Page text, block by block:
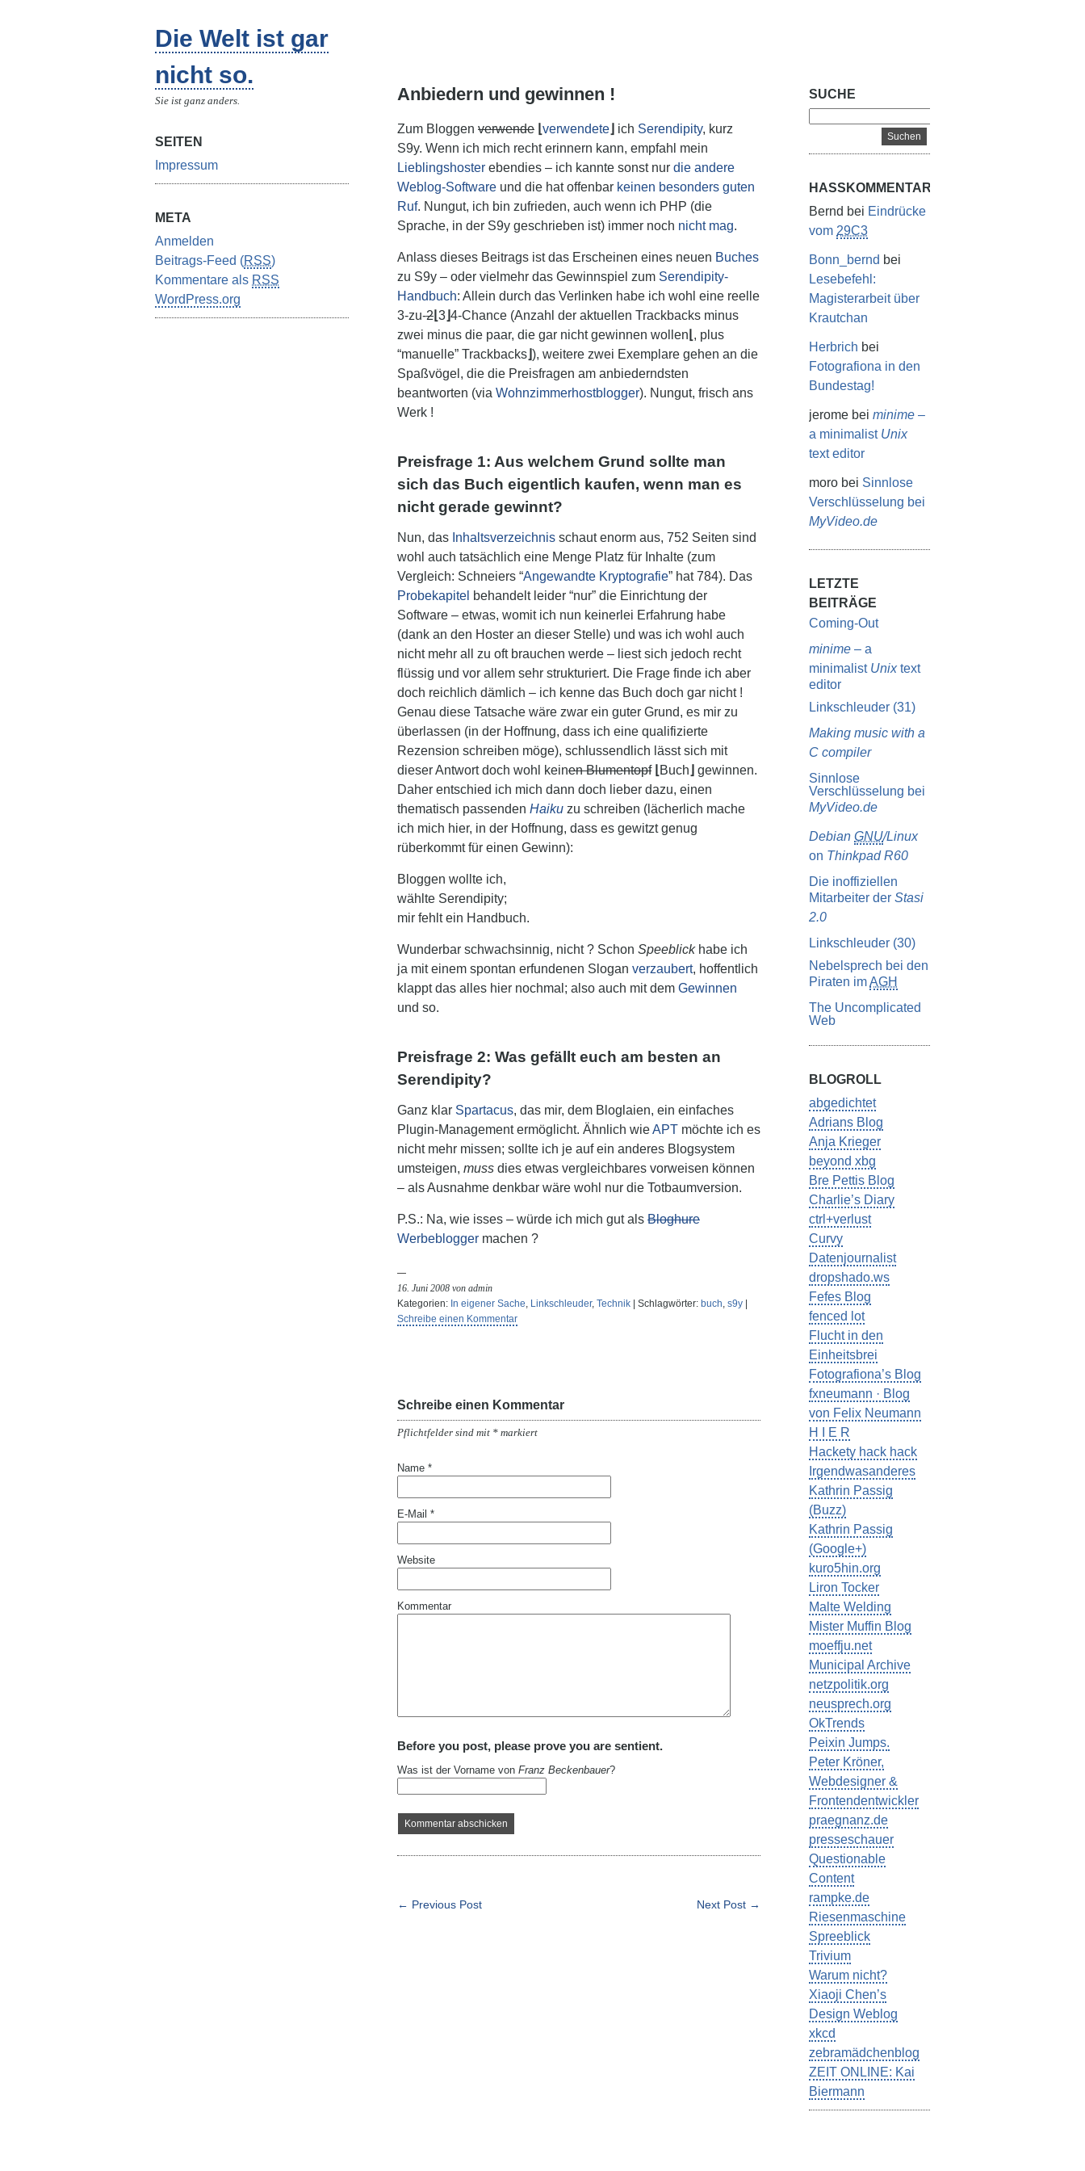
Die Welt ist gar
nicht so.
Sie ist ganz anders.
SEITEN
Impressum
META
Anmelden
Beitrags-Feed (RSS)
Kommentare als RSS
WordPress.org
Anbiedern und gewinnen !
Zum Bloggen verwende verwendete ich Serendipity, kurz
S9y. Wenn ich mich recht erinnern kann, empfahl mein
Lieblingshoster ebendies – ich kannte sonst nur die andere
Weblog-Software und die hat offenbar keinen besonders guten
Ruf. Nungut, ich bin zufrieden, auch wenn ich PHP (die
Sprache, in der S9y geschrieben ist) immer noch nicht mag.
Anlass dieses Beitrags ist das Erscheinen eines neuen Buches
zu S9y – oder vielmehr das Gewinnspiel zum Serendipity-
Handbuch: Allein durch das Verlinken habe ich wohl eine reelle
3-zu-2 3 4-Chance (Anzahl der aktuellen Trackbacks minus
zwei minus die paar, die gar nicht gewinnen wollen , plus
“manuelle” Trackbacks ), weitere zwei Exemplare gehen an die
Spaßvögel, die die Preisfragen am anbiederndsten
beantworten (via Wohnzimmerhostblogger). Nungut, frisch ans
Werk !
Preisfrage 1: Aus welchem Grund sollte man
sich das Buch eigentlich kaufen, wenn man es
nicht gerade gewinnt?
Nun, das Inhaltsverzeichnis schaut enorm aus, 752 Seiten sind
wohl auch tatsächlich eine Menge Platz für Inhalte (zum
Vergleich: Schneiers “Angewandte Kryptografie” hat 784). Das
Probekapitel behandelt leider “nur” die Einrichtung der
Software – etwas, womit ich nun keinerlei Erfahrung habe
(dank an den Hoster an dieser Stelle) und was ich wohl auch
nicht mehr all zu oft brauchen werde – liest sich jedoch recht
flüssig und vor allem sehr strukturiert. Die Frage finde ich aber
doch reichlich dämlich – ich kenne das Buch doch gar nicht !
Genau diese Tatsache wäre zwar ein guter Grund, es mir zu
überlassen (in der Hoffnung, dass ich eine qualifizierte
Rezension schreiben möge), schlussendlich lässt sich mit
dieser Antwort doch wohl keinen Blumentopf Buch
gewinnen.
Daher entschied ich mich dann doch lieber dazu, einen
thematisch passenden Haiku zu schreiben (lächerlich mache
ich mich hier, in der Hoffnung, dass es gewitzt genug
rüberkommt für einen Gewinn):
Bloggen wollte ich,
wählte Serendipity;
mir fehlt ein Handbuch.
Wunderbar schwachsinnig, nicht ? Schon Speeblickhabe ich
ja mit einem spontan erfundenen Slogan verzaubert, hoffentlich
klappt das alles hier nochmal; also auch mit dem Gewinnen
und so.
Preisfrage 2: Was gefällt euch am besten an
Serendipity?
Ganz klar Spartacus, das mir, dem Bloglaien, ein einfaches
Plugin-Management ermöglicht. Ähnlich wieAPT möchte ich es
nicht mehr missen; sollte ich je auf ein anderes Blogsystem
umsteigen, muss dies etwas vergleichbares vorweisen können
– als Ausnahme denkbar wäre wohl nur die Totbaumversion.
P.S.: Na, wie isses – würde ich mich gut als Bloghure
Werbeblogger machen ?
16. Juni 2008 von admin
Kategorien: In eigener Sache, Linkschleuder, Technik | Schlagwörter: buch, s9y
Schreibe einen Kommentar
Schreibe einen Kommentar
Pflichtfelder sind mit * markiert
Name *
E-Mail *
Website
Kommentar
Before you post, please prove you are sentient.
Was ist der Vorname von Franz Beckenbauer?
← Previous Post Next Post →
SUCHE
HASSKOMMENTARE
Bernd bei Eindrücke
vom 29C3
Bonn_bernd bei
Lesebefehl:
Magisterarbeit über
Krautchan
Herbrich bei
Fotografiona in den
Bundestag!
jerome beiminime –
a minimalist Unix
text editor
moro bei Sinnlose
Verschlüsselung bei
MyVideo.de
LETZTE
BEITRÄGE
Coming-Out
minime – a
minimalist Unixtext
editor
Linkschleuder (31)
Making music with a
C compiler
Sinnlose
Verschlüsselung bei
MyVideo.de
DebianGNU/Linux
on Thinkpad R60
Die inoffiziellen
Mitarbeiter derStasi
2.0
Linkschleuder (30)
Nebelsprech bei den
Piraten imAGH
The Uncomplicated
Web
BLOGROLL
abgedichtet
Adrians Blog
Anja Krieger
beyond xbg
Bre Pettis Blog
Charlie’s Diary
ctrl+verlust
Curvy
Datenjournalist
dropshado.ws
Fefes Blog
fenced lot
Flucht in den
Einheitsbrei
Fotografiona’s Blog
fxneumann · Blog
von Felix Neumann
H I E R
Hackety hack hack
Irgendwasanderes
Kathrin Passig
(Buzz)
Kathrin Passig
(Google+)
kuro5hin.org
Liron Tocker
Malte Welding
Mister Muffin Blog
moeffju.net
Municipal Archive
netzpolitik.org
neusprech.org
OkTrends
Peixin Jumps.
Peter Kröner,
Webdesigner &
Frontendentwickler
praegnanz.de
presseschauer
Questionable
Content
rampke.de
Riesenmaschine
Spreeblick
Trivium
Warum nicht?
Xiaoji Chen’s
Design Weblog
xkcd
zebramädchenblog
ZEIT ONLINE: Kai
Biermann